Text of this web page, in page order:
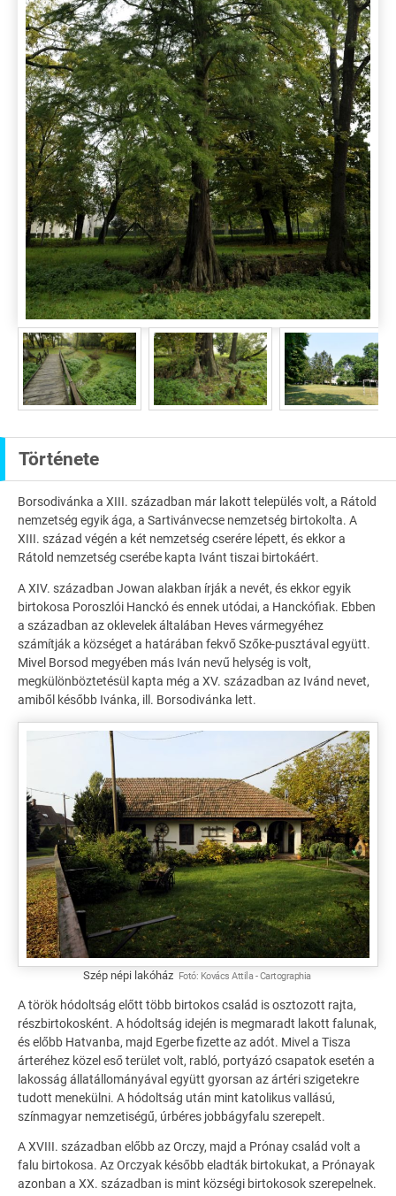
Története
Borsodivánka a XIII. században már lakott település volt, a Rátold
nemzetség egyik ága, a Sartivánvecse nemzetség birtokolta. A
XIII. század végén a két nemzetség cserére lépett, és ekkor a
Rátold nemzetség cserébe kapta Ivánt tiszai birtokáért.
A XIV. században Jowan alakban írják a nevét, és ekkor egyik
birtokosa Poroszlói Hanckó és ennek utódai, a Hanckófiak. Ebben
a században az oklevelek általában Heves vármegyéhez
számítják a községet a határában fekvő Szőke-pusztával együtt.
Mivel Borsod megyében más Iván nevű helység is volt,
megkülönböztetésül kapta még a XV. században az Ivánd nevet,
amiből később Ivánka, ill. Borsodivánka lett.
Szép népi lakóház Fotó: Kovács Attila-Cartographia
A török hódoltság előtt több birtokos család is osztozott rajta,
részbirtokosként. A hódoltság idején is megmaradt lakott falunak,
és előbb Hatvanba, majd Egerbe fizette az adót. Mivel a Tisza
árteréhez közel eső terület volt, rabló, portyázó csapatok esetén a
lakosság állatállományával együtt gyorsan az ártéri szigetekre
tudott menekülni. A hódoltság után mint katolikus vallású,
színmagyar nemzetiségű, úrbéres jobbágyfalu szerepelt.
A XVIII. században előbb az Orczy, majd a Prónay család volt a
falu birtokosa. Az Orczyak később eladták birtokukat, a Prónayak
azonban a XX. században is mint községi birtokosok szerepelnek.